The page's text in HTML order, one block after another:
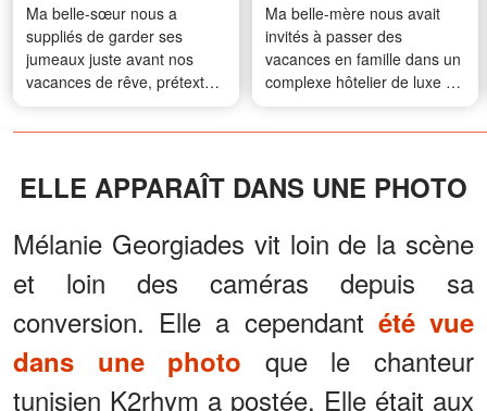
Ma belle-sœur nous a
suppliés de garder ses
jumeaux juste avant nos
vacances de rêve, prétextant
qu’elle était malade et qu’elle
craignait qu’ils ne tombent
bien pire
Ma belle-mère nous avait
invités à passer des
vacances en famille dans un
complexe hôtelier de luxe - À
l'aéroport, elle a prétendu
avoir « perdu » mon billet, ce
mon beau-père a révélé
monde
ELLE APPARAÎT DANS UNE PHOTO
Mélanie Georgiades vit loin de la scène
et loin des caméras depuis sa
conversion. Elle a cependant été vue
dans une photo que le chanteur
tunisien K2rhym a postée. Elle était aux